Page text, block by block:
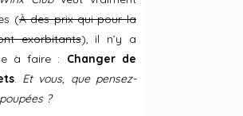
(À des prix qui pour la
exorbitants), il n’y a
à faire : Changer de
. Et vous, que pensez-
?